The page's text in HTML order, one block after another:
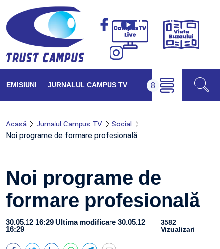
Campus
Viața
EMISIUNI JURNALUL CAMPUS TV
Acasă Jurnalul Campus TV Social
Noi programe de formare profesională
Noi programe de
formare profesională
30.05.12 16:29 Ultima modificare 30.05.12
16:29
3582
Vizualizari